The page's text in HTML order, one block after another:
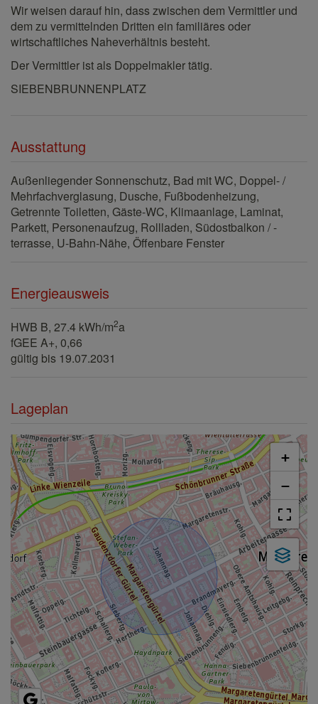
Wir weisen darauf hin, dass zwischen dem Vermittler und
dem zu vermittelnden Dritten ein familiäres oder
wirtschaftliches Naheverhältnis besteht.
Der Vermittler ist als Doppelmakler tätig.
SIEBENBRUNNENPLATZ
Ausstattung
Außenliegender Sonnenschutz Bad mit WC Doppel- /
Mehrfachverglasung Dusche Fußbodenheizung
Getrennte Toiletten Gäste-WC Klimaanlage Laminat
Parkett Personenaufzug Rollladen Südostbalkon / -
terrasse U-Bahn-Nähe Öffenbare Fenster
Energieausweis
HWB B, 27.4 kWh/m2a
fGEE A+, 0,66
gültig bis 19.07.2031
Lageplan
+
−